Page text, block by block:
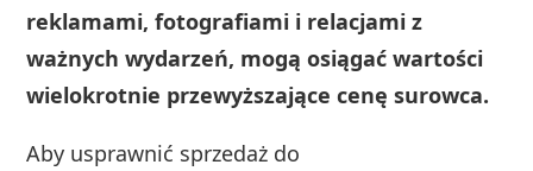
reklamami, fotografiami i relacjami z
ważnych wydarzeń, mogą osiągać wartości
wielokrotnie przewyższające cenę surowca.
Aby usprawnić sprzedaż do